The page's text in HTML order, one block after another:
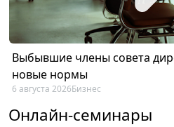
Выбывшие члены совета
новые нормы
6 августа 2026Бизнес
Онлайн-семинары